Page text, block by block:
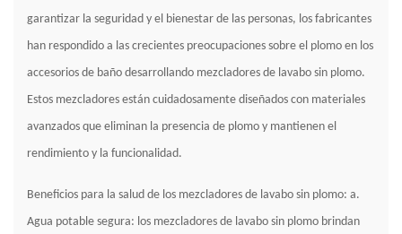
garantizar la seguridad y el bienestar de las personas, los fabricantes
han respondido a las crecientes preocupaciones sobre el plomo en los
accesorios de baño desarrollando mezcladores de lavabo sin plomo.
Estos mezcladores están cuidadosamente diseñados con materiales
avanzados que eliminan la presencia de plomo y mantienen el
rendimiento y la funcionalidad.
Beneficios para la salud de los mezcladores de lavabo sin plomo: a.
Agua potable segura: los mezcladores de lavabo sin plomo brindan